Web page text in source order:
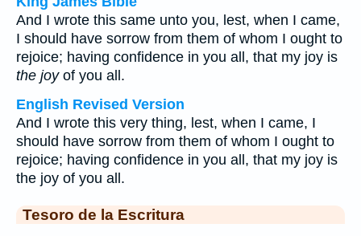
And I wrote this same unto you, lest, when I came,
I should have sorrow from them of whom I ought to
rejoice; having confidence in you all, that my joy is
the joyof you all.
English Revised Version
And I wrote this very thing, lest, when I came, I
should have sorrow from them of whom I ought to
rejoice; having confidence in you all, that my joy is
the joy of you all.
Tesoro de la Escritura